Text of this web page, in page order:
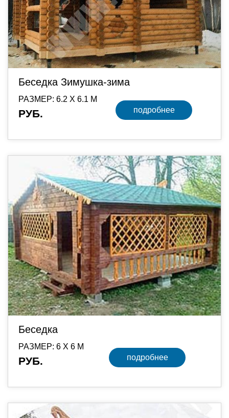
Беседка Зимушка-зима
РАЗМЕР: 6.2 Х 6.1 М
РУБ. подробнее
Беседка
РАЗМЕР: 6 Х 6 М
РУБ. подробнее